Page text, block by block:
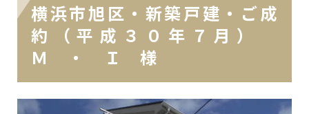
横浜市旭区・新築戸建・ご成
約（平成３０年７月）
Ｍ ・ Ｉ 様